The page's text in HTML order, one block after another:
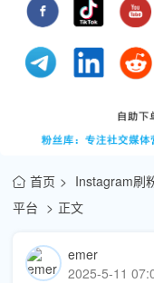
首页
Instagram刷
平台
正文
emer
2025-5-11